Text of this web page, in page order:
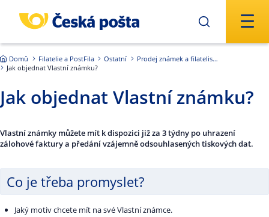
Domů Filatelie a PostFila Ostatní
Prodej známek a filatelistických produktů
Jak objednat Vlastní známku?
Jak objednat Vlastní známku?
Vlastní známky můžete mít k dispozici již za 3 týdny po uhrazení
zálohové faktury a předání vzájemně odsouhlasených tiskových dat.
Co je třeba promyslet?
Jaký motiv chcete mít na své Vlastní známce.